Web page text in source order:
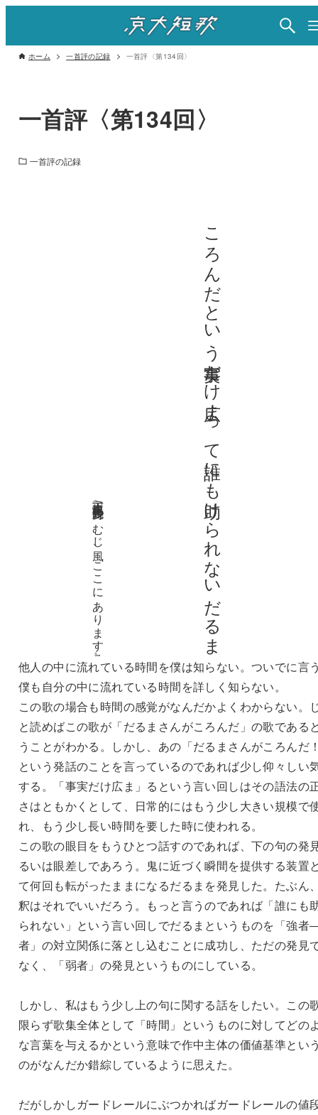
ホーム 一首評の記録 一首評〈第134回〉
一首評〈第134回〉
一首評の記録
木下龍也 「対少年時代」/『つむじ風、ここにあります』 ころんだという事実だけ広まって誰にも助けられないだるま
他人の中に流れている時間を僕は知らない。ついでに言
僕も自分の中に流れている時間を詳しく知らない。
この歌の場合も時間の感覚がなんだかよくわからない。
と読めばこの歌が「だるまさんがころんだ」の歌である
うことがわかる。しかし、あの「だるまさんがころんだ
という発話のことを言っているのであれば少し仰々しい
する。「事実だけ広ま」るという言い回しはその語法の
さはともかくとして、日常的にはもう少し大きい規模で
れ、もう少し長い時間を要した時に使われる。
この歌の眼目をもうひとつ話すのであれば、下の句の発
るいは眼差しであろう。鬼に近づく瞬間を提供する装置
て何回も転がったままになるだるまを発見した。たぶん
釈はそれでいいだろう。もっと言うのであれば「誰にも
られない」という言い回しでだるまというものを「強者
者」の対立関係に落とし込むことに成功し、ただの発見
なく、「弱者」の発見というものにしている。
しかし、私はもう少し上の句に関する話をしたい。この
限らず歌集全体として「時間」というものに対してどの
な言葉を与えるかという意味で作中主体の価値基準とい
のがなんだか錯綜しているように思えた。
だがしかしガードレールにぶつかればガードレールの値